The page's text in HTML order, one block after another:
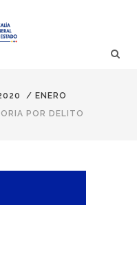
/ ENERO
POR DELITO